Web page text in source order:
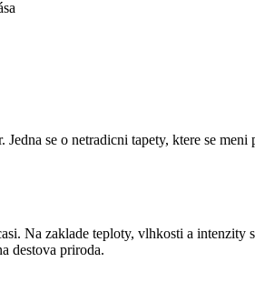
se o netradicni tapety, ktere se
Na zaklade teploty, vlhkosti a
destova priroda.